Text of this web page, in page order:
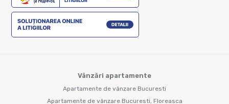
Vânzări apartamente
Apartamente de vânzare Bucuresti
Apartamente de vânzare Bucuresti, Floreasca